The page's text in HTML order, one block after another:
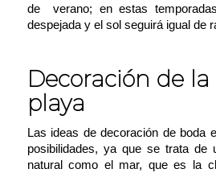
de verano; en estas
despejada y el sol seguirá igual de
Decoración de
playa
Las ideas de decoración de boda
posibilidades, ya que se trata de
natural como el mar, que es la